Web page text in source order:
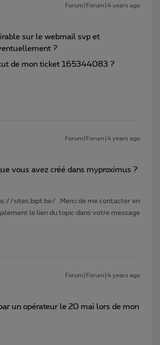
Forum|Forum|4 years ago
sur le webmail svp et
?
de mon ticket 165344083 ?
Forum|Forum|4 years ago
vous avez créé dans myproximus ?
sites.bipt.be/ . Merci de me contacter en
le lien du topic dans votre message
Forum|Forum|4 years ago
un opérateur le 20 mai lors de mon